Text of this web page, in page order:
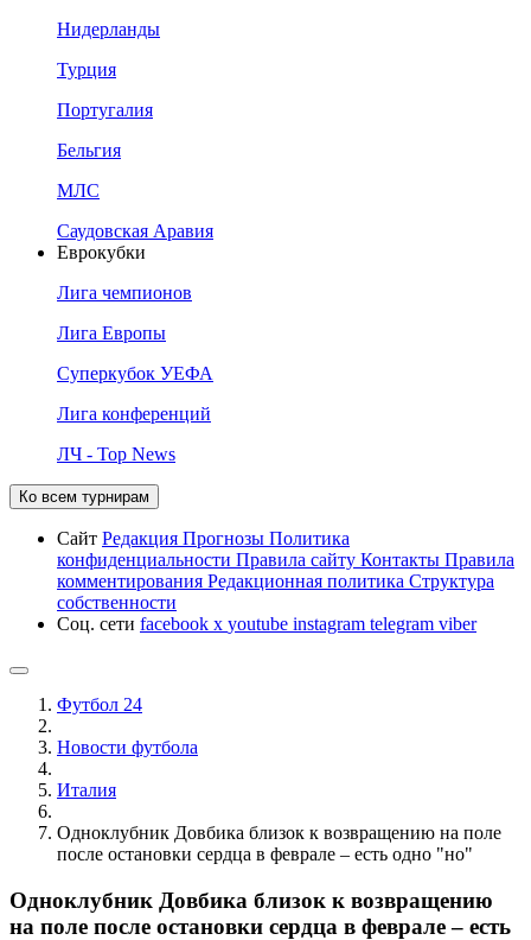
Нидерланды
Турция
Португалия
Бельгия
МЛС
Саудовская Аравия
Еврокубки
Лига чемпионов
Лига Европы
Суперкубок УЕФА
Лига конференций
ЛЧ - Top News
Ко всем турнирам
Сайт Редакция Прогнозы Политика
конфиденциальности Правила сайту Контакты Правила
комментирования Редакционная политика Структура
собственности
Соц. сети facebook x youtube instagram telegram viber
Футбол 24
Новости футбола
Италия
Одноклубник Довбика близок к возвращению на поле
после остановки сердца в феврале – есть одно "но"
Одноклубник Довбика близок к возвращению
на поле после остановки сердца в феврале – есть